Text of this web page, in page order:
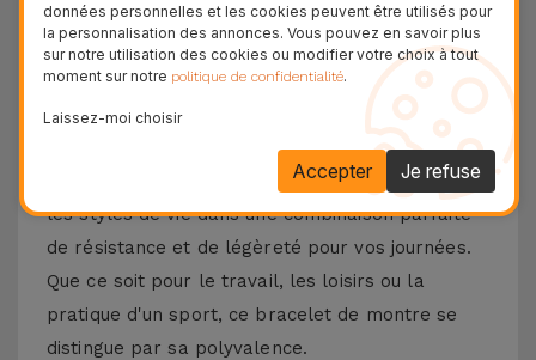
Watch a été créé à partir de fibres élastiques de
haute qualité, ce bracelet est une seule pièce
avec des filaments extensibles. Tout cela pour
s'adapter au mieux à votre poignet et avec un
Ce bracelet Apple Watch a été conçu pour tous
les styles de vie dans une combinaison parfaite
de résistance et de légèreté pour vos journées.
Que ce soit pour le travail, les loisirs ou la
pratique d'un sport, ce bracelet de montre se
distingue par sa polyvalence.
données personnelles et les cookies peuvent être utilisés pour
la personnalisation des annonces. Vous pouvez en savoir plus
sur notre utilisation des cookies ou modifier votre choix à tout
moment sur notre politique de confidentialité.
Laissez-moi choisir
Je refuse
Accepter